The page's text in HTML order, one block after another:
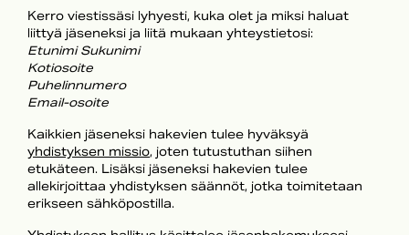
Kerro viestissäsi lyhyesti, kuka olet ja miksi haluat
liittyä jäseneksi ja liitä mukaan yhteystietosi:
Etunimi Sukunimi
Kotiosoite
Puhelinnumero
Email-osoite
Kaikkien jäseneksi hakevien tulee hyväksyä
yhdistyksen missio, joten tutustuthan siihen
etukäteen. Lisäksi jäseneksi hakevien tulee
allekirjoittaa yhdistyksen säännöt, jotka toimitetaan
erikseen sähköpostilla.